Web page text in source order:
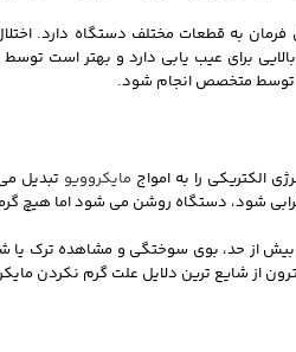
فرمان به قطعات مختلف دستگاه دارد.
برای عیب یابی دارد و بهتر است
توسط متخصص انجام شود.
الکتریکی را به امواج مایکروویو تبدیل
شود، دستگاه روشن می‌ شود اما هیچ
از حد، بوی سوختگی و مشاهده ترک یا
از شایع‌ ترین دلایل علت گرم نکردن